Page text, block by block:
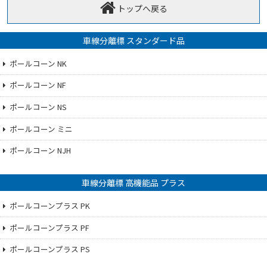
トップへ戻る
車線分離標 スタンダード品
ポールコーン NK
ポールコーン NF
ポールコーン NS
ポールコーン ミニ
ポールコーン NJH
車線分離標 高機能品 プラス
ポールコーンプラス PK
ポールコーンプラス PF
ポールコーンプラス PS